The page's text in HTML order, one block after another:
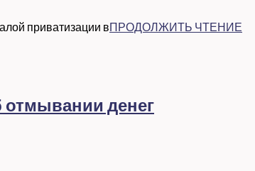
приватизации вПРОДОЛЖИТЬ ЧТЕНИЕ
отмывании денег